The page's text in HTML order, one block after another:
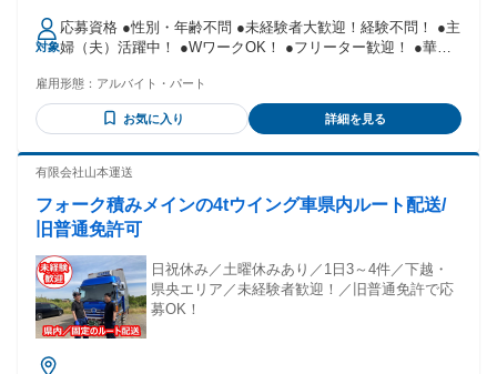
い方法： 月1回 ◆交通費： 支給なし
対象
応募資格 ●性別・年齢不問 ●未経験者大歓迎！経験不問！ ●主
婦（夫）活躍中！ ●WワークOK！ ●フリーター歓迎！ ●華美
歓迎/主婦（夫）歓迎/学歴不問/友達と応募歓迎
雇用形態： アルバイト・パート
お気に入り 詳細を見る
有限会社山本運送
フォーク積みメインの4tウイング車県内ルート配送/
旧普通免許可
日祝休み／土曜休みあり／1日3～4件／下越・
県央エリア／未経験者歓迎！／旧普通免許で応
募OK！